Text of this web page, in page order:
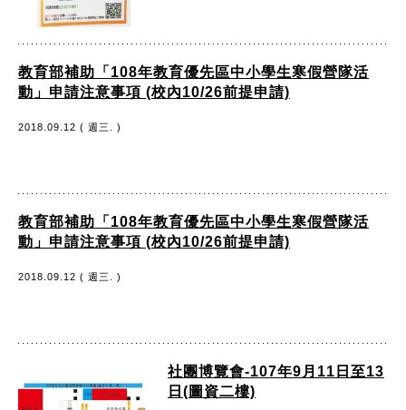
教育部補助「108年教育優先區中小學生寒假營隊活
動」申請注意事項 (校內10/26前提申請)
2018.09.12 ( 週三. )
教育部補助「108年教育優先區中小學生寒假營隊活
動」申請注意事項 (校內10/26前提申請)
2018.09.12 ( 週三. )
社團博覽會-107年9月11日至13
日(圖資二樓)